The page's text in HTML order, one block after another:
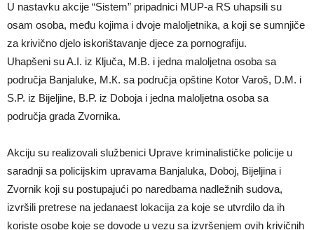
U nastavku akcije “Sistem” pripadnici MUP-a RS uhapsili su
osam osoba, među kojima i dvoje maloljetnika, a koji se sumnjiče
za krivično djelo iskorištavanje djece za pornografiju.
Uhapšeni su A.I. iz Кljuča, M.B. i jedna maloljetna osoba sa
područja Banjaluke, M.К. sa područja opštine Кotor Varoš, D.M. i
S.P. iz Bijeljine, B.P. iz Doboja i jedna maloljetna osoba sa
područja grada Zvornika.
Akciju su realizovali službenici Uprave kriminalističke policije u
saradnji sa policijskim upravama Banjaluka, Doboj, Bijeljina i
Zvornik koji su postupajući po naredbama nadležnih sudova,
izvršili pretrese na jedanaest lokacija za koje se utvrdilo da ih
koriste osobe koje se dovode u vezu sa izvršenjem ovih krivičnih